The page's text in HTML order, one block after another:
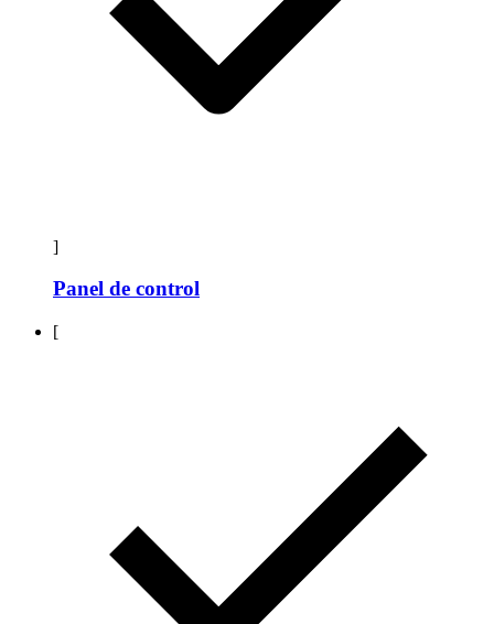
]
Panel de control
[